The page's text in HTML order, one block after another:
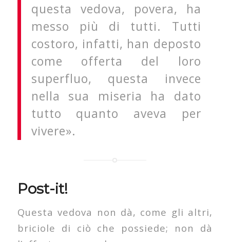
questa vedova, povera, ha
messo più di tutti. Tutti
costoro, infatti, han deposto
come offerta del loro
superfluo, questa invece
nella sua miseria ha dato
tutto quanto aveva per
vivere».
Post-it!
Questa vedova non dà, come gli altri,
briciole di ciò che possiede; non dà